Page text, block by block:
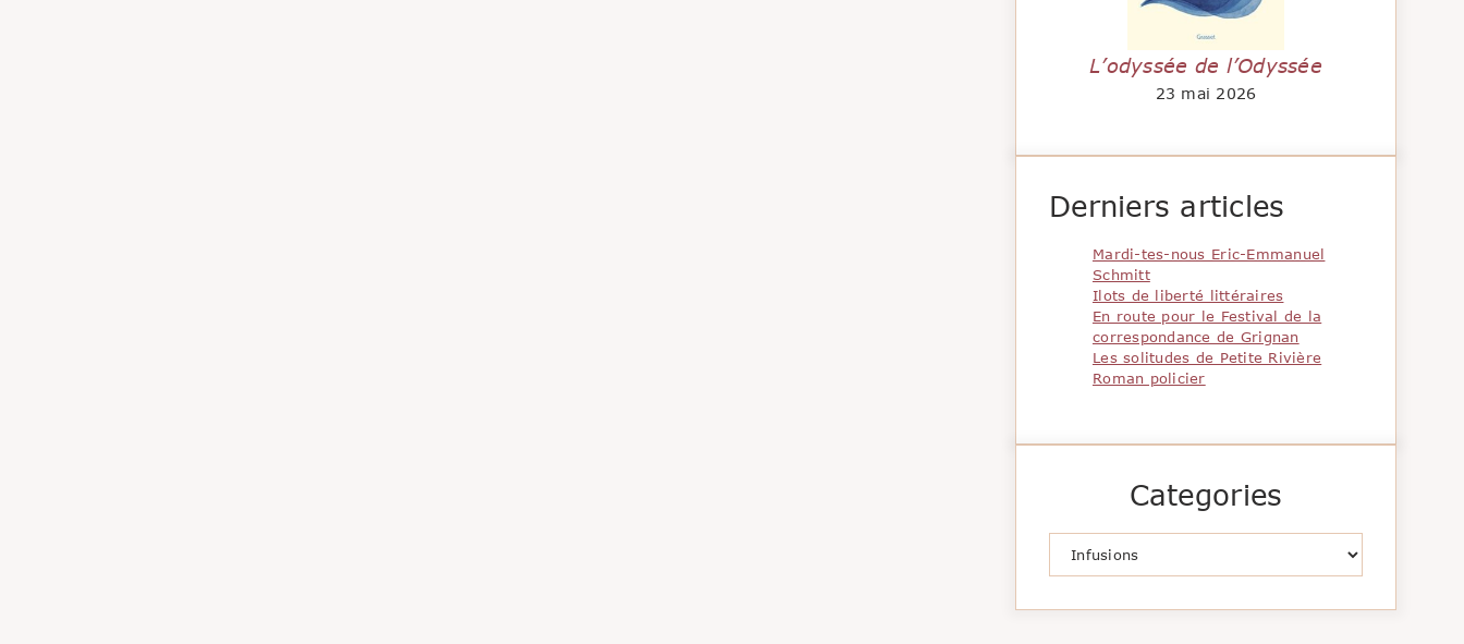
L’odyssée de l’Odyssée
23 mai 2026
Derniers articles
Mardi-tes-nous Eric-Emmanuel
Schmitt
Ilots de liberté littéraires
En route pour le Festival de la
correspondance de Grignan
Les solitudes de Petite Rivière
Roman policier
Categories